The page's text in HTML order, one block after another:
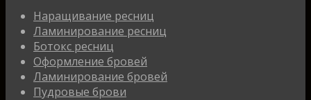
Наращивание ресниц
Ламинирование ресниц
Ботокс ресниц
Оформление бровей
Ламинирование бровей
Пудровые брови